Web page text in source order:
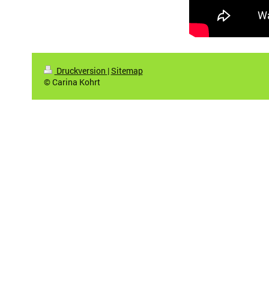
Druckversion |Sitemap
© Carina Kohrt